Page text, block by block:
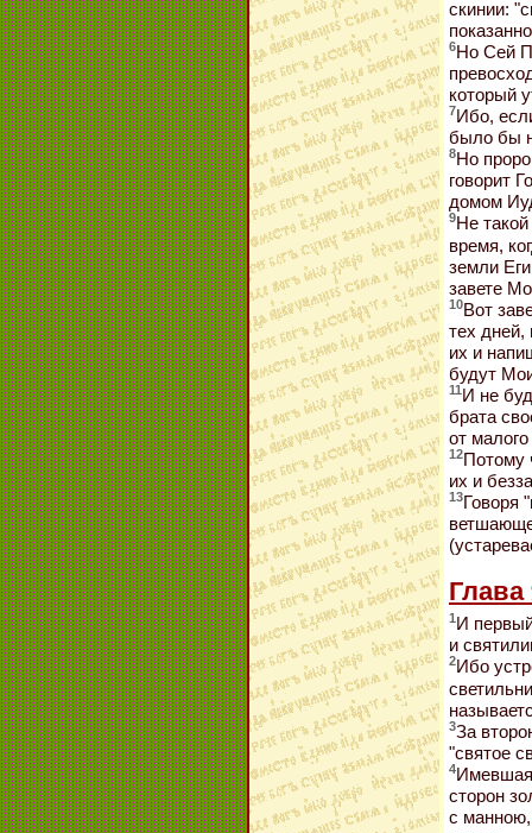
скинии:
6Но Сей
который
7Ибо,
было бы
8Но
говорит
домом
9Не
время,
земли
завете
10Вот
тех дней,
их и
будут
11И не
брата
от
12Потому
их и
13Говоря
Глава
1И
и
2Ибо
3За
"святое
4Имевшая
сторон
с